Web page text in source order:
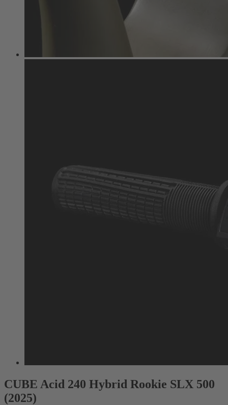
CUBE Acid 240 Hybrid Rookie SLX 500
(2025)